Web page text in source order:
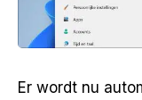
Er wordt nu